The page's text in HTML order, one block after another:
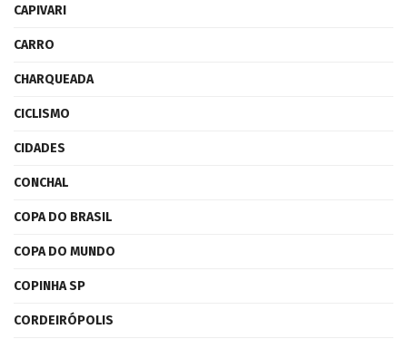
CAPIVARI
CARRO
CHARQUEADA
CICLISMO
CIDADES
CONCHAL
COPA DO BRASIL
COPA DO MUNDO
COPINHA SP
CORDEIRÓPOLIS